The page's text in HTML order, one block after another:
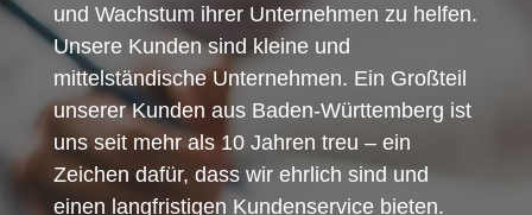
und Wachstum ihrer Unternehmen zu helfen.
Unsere Kunden sind kleine und
mittelständische Unternehmen. Ein Großteil
unserer Kunden aus Baden-Württemberg ist
uns seit mehr als 10 Jahren treu – ein
Zeichen dafür, dass wir ehrlich sind und
einen langfristigen Kundenservice bieten.